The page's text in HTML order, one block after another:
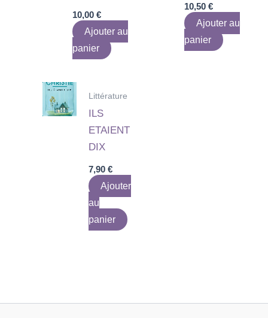
10,00€
Ajouter au
panier
10,50 €
Ajouter au
panier
Littérature
ILS
ETAIENT
DIX
7,90€
Ajouter
au
panier